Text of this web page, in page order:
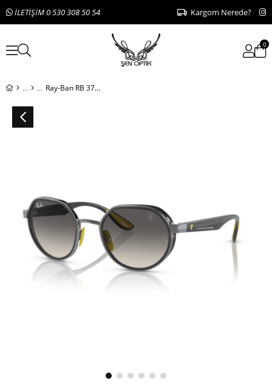
İLETİŞİM 0 530 308 50 54 Kargom Nerede?
0
Ray-Ban RB 3703-M F030/11 51